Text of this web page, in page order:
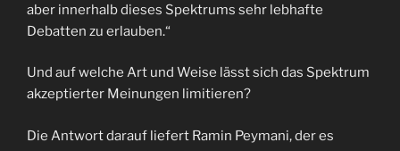
aber innerhalb dieses Spektrums sehr lebhafte
Debatten zu erlauben.“
Und auf welche Art und Weise lässt sich das Spektrum
akzeptierter Meinungen limitieren?
Die Antwort darauf liefert Ramin Peymani, der es